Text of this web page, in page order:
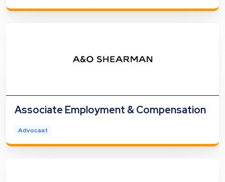
Associate Employment & Compensation
Advocaat